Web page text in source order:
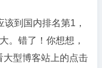
到国内排名第1，
。错了！你想想，
大型博客站上的点击